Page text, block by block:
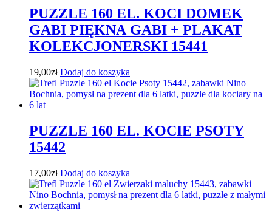
PUZZLE 160 EL. KOCI DOMEK
GABI PIĘKNA GABI + PLAKAT
KOLEKCJONERSKI 15441
19,00zł Dodaj do koszyka
PUZZLE 160 EL. KOCIE PSOTY
15442
17,00zł Dodaj do koszyka